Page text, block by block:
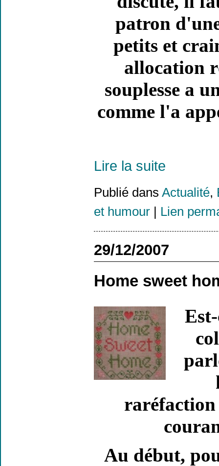
patron
petits et
allocation
souplesse a
comme l'a
Lire la suite
Publié dans Actualité,
et humour
Lien
29/12/2007
Home sweet
raréfaction
Au début,